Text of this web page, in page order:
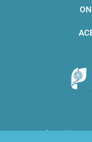
Infarmed ©